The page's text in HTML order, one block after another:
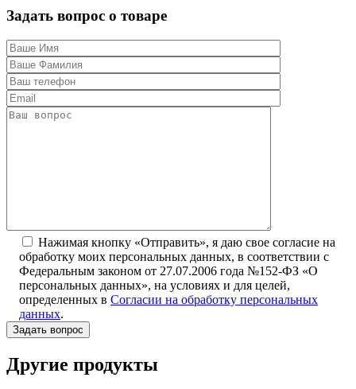
Задать вопрос о товаре
Нажимая кнопку «Отправить», я даю свое согласие на
обработку моих персональных данных, в соответствии с
Федеральным законом от 27.07.2006 года №152-ФЗ «О
персональных данных», на условиях и для целей,
определенных в Согласии на обработку персональных
данных.
Другие продукты